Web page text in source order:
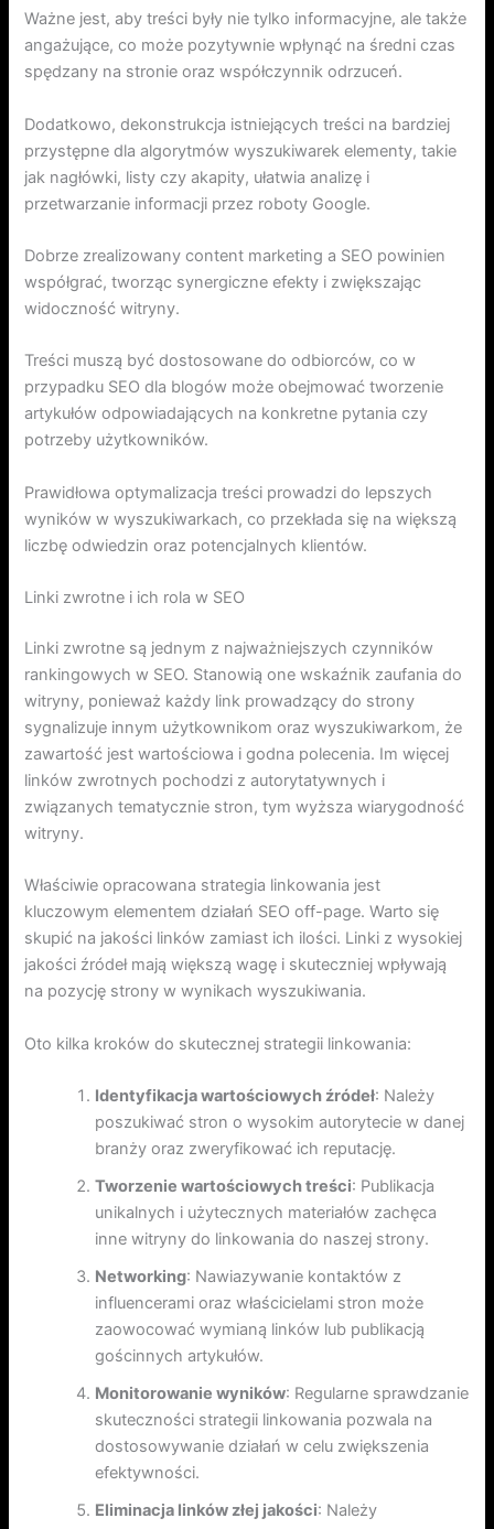
Ważne jest, aby treści były nie tylko informacyjne, ale także
angażujące, co może pozytywnie wpłynąć na średni czas
spędzany na stronie oraz współczynnik odrzuceń.
Dodatkowo, dekonstrukcja istniejących treści na bardziej
przystępne dla algorytmów wyszukiwarek elementy, takie
jak nagłówki, listy czy akapity, ułatwia analizę i
przetwarzanie informacji przez roboty Google.
Dobrze zrealizowany content marketing a SEO powinien
współgrać, tworząc synergiczne efekty i zwiększając
widoczność witryny.
Treści muszą być dostosowane do odbiorców, co w
przypadku SEO dla blogów może obejmować tworzenie
artykułów odpowiadających na konkretne pytania czy
potrzeby użytkowników.
Prawidłowa optymalizacja treści prowadzi do lepszych
wyników w wyszukiwarkach, co przekłada się na większą
liczbę odwiedzin oraz potencjalnych klientów.
Linki zwrotne i ich rola w SEO
Linki zwrotne są jednym z najważniejszych czynników
rankingowych w SEO. Stanowią one wskaźnik zaufania do
witryny, ponieważ każdy link prowadzący do strony
sygnalizuje innym użytkownikom oraz wyszukiwarkom, że
zawartość jest wartościowa i godna polecenia. Im więcej
linków zwrotnych pochodzi z autorytatywnych i
związanych tematycznie stron, tym wyższa wiarygodność
witryny.
Właściwie opracowana strategia linkowania jest
kluczowym elementem działań SEO off-page. Warto się
skupić na jakości linków zamiast ich ilości. Linki z wysokiej
jakości źródeł mają większą wagę i skuteczniej wpływają
na pozycję strony w wynikach wyszukiwania.
Oto kilka kroków do skutecznej strategii linkowania:
Identyfikacja wartościowych źródeł: Należy
poszukiwać stron o wysokim autorytecie w danej
branży oraz zweryfikować ich reputację.
Tworzenie wartościowych treści: Publikacja
unikalnych i użytecznych materiałów zachęca
inne witryny do linkowania do naszej strony.
Networking: Nawiazywanie kontaktów z
influencerami oraz właścicielami stron może
zaowocować wymianą linków lub publikacją
gościnnych artykułów.
Monitorowanie wyników: Regularne sprawdzanie
skuteczności strategii linkowania pozwala na
dostosowywanie działań w celu zwiększenia
efektywności.
Eliminacja linków złej jakości: Należy